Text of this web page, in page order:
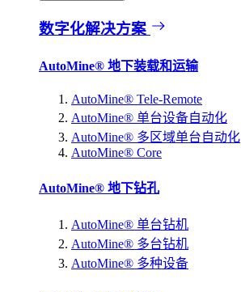
数字化解决方案
AutoMine® 地下装载和运输
AutoMine® Tele-Remote
AutoMine® 单台设备自动化
AutoMine® 多区域单台自动化
AutoMine® Core
AutoMine® 地下钻孔
AutoMine® 单台钻机
AutoMine® 多台钻机
AutoMine® 多种设备